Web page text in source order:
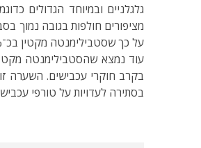
גלגלניים ובמיוחד הגדולים
מציפורים חולפות בגובה נמוך
על כך שסטבילימנטה מקטין בכ־30% את סיכויי הלכידה, נתון העשוי להסביר מדוע לא כל הפרטים מייצרים אותו במטווה שלהם.
בקרב חוקרי עכבישים. השערה
בסתירה לעדויות על טורפי